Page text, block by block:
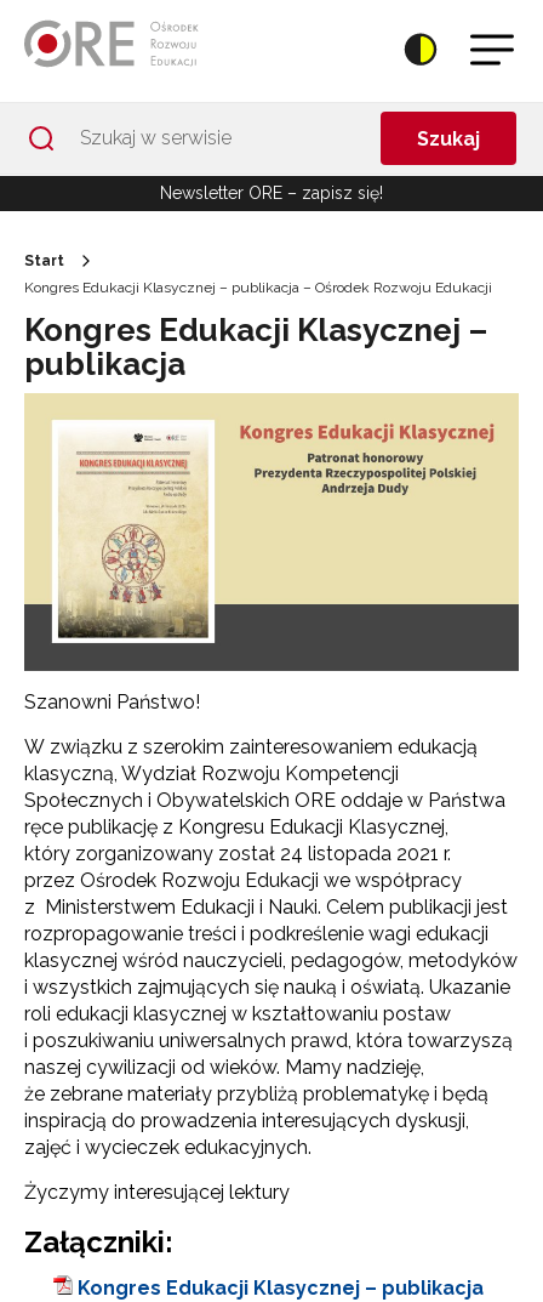
Szukaj
Newsletter ORE – zapisz się!
Start
Kongres Edukacji Klasycznej – publikacja – Ośrodek Rozwoju Edukacji
Kongres Edukacji Klasycznej –
publikacja
Szanowni Państwo!
W związku z szerokim zainteresowaniem edukacją
klasyczną, Wydział Rozwoju Kompetencji
Społecznych i Obywatelskich ORE oddaje w Państwa
ręce publikację z Kongresu Edukacji Klasycznej,
który zorganizowany został 24 listopada 2021 r.
przez Ośrodek Rozwoju Edukacji we współpracy
z Ministerstwem Edukacji i Nauki. Celem publikacji jest
rozpropagowanie treści i podkreślenie wagi edukacji
klasycznej wśród nauczycieli, pedagogów, metodyków
i wszystkich zajmujących się nauką i oświatą. Ukazanie
roli edukacji klasycznej w kształtowaniu postaw
i poszukiwaniu uniwersalnych prawd, która towarzyszą
naszej cywilizacji od wieków. Mamy nadzieję,
że zebrane materiały przybliżą problematykę i będą
inspiracją do prowadzenia interesujących dyskusji,
zajęć i wycieczek edukacyjnych.
Życzymy interesującej lektury
Załączniki:
Kongres Edukacji Klasycznej – publikacja